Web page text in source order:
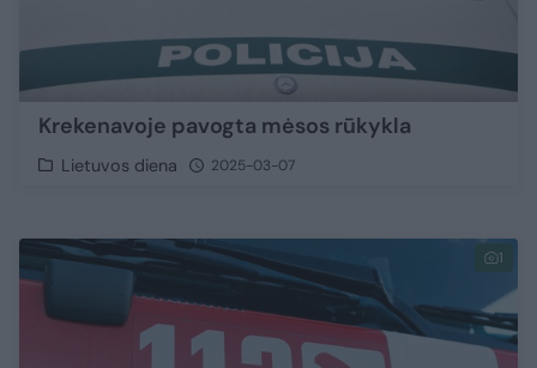
Krekenavoje pavogta mėsos rūkykla
Lietuvos diena 2025-03-07
1